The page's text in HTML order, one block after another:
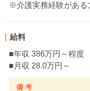
※介護実務経験がある
給料
■年収 386万円～程度
■月収 28.0万円～
備 考